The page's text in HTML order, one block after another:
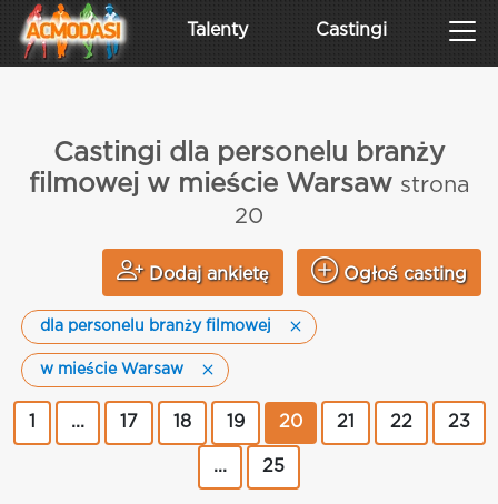
Talenty Castingi
Castingi dla personelu branży
filmowej w mieście Warsaw strona
20
Dodaj ankietę Ogłoś casting
dla personelu branży filmowej
w mieście Warsaw
... 17 18 19 20 21 22 23
... 25